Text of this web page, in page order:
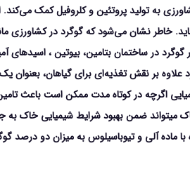
به تولید پروتئین و کلروفیل کمک
خاطر نشان می‌شود که گوگرد در کشاورزی
در ساختمان بتامین، بیوتین ، اسیدهای
علاوه بر نقش تغذیه‌ای برای گیاهان،
اگرچه در کوتاه مدت ممکن است باعث
می­تواند ضمن بهبود شرایط شیمیایی خاک به
با ماده آلی و تیوباسیلوس به میزان دو